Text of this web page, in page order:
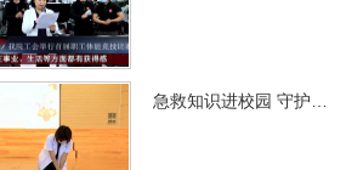
急救知识进校园 守护…